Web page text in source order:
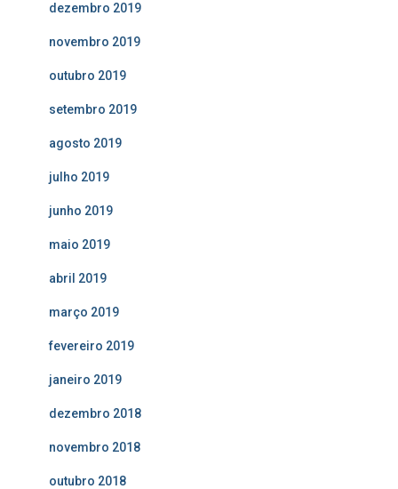
dezembro 2019
novembro 2019
outubro 2019
setembro 2019
agosto 2019
julho 2019
junho 2019
maio 2019
abril 2019
março 2019
fevereiro 2019
janeiro 2019
dezembro 2018
novembro 2018
outubro 2018